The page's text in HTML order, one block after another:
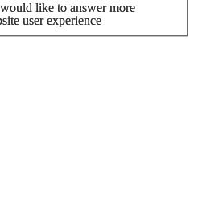
like to answer more
user experience